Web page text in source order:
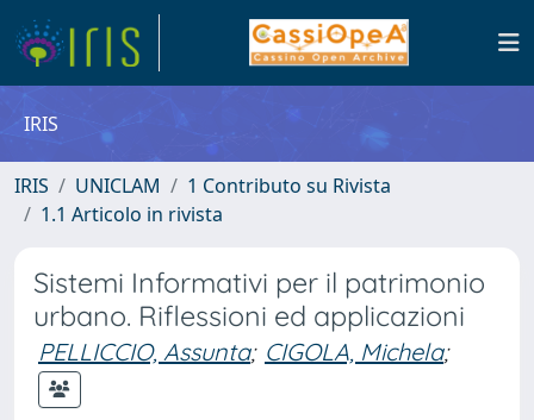
IRIS
IRIS UNICLAM
1 Contributo su Rivista
1.1 Articolo in rivista
Sistemi Informativi per il patrimonio
urbano. Riflessioni ed applicazioni
PELLICCIO, Assunta; CIGOLA, Michela;